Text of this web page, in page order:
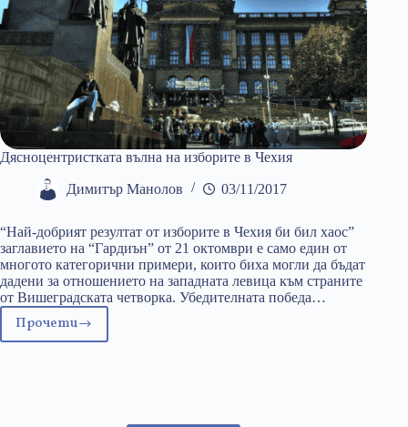
Дясноцентристката вълна на изборите в Чехия
Димитър Манолов 03/11/2017
“Най-добрият резултат от изборите в Чехия би бил хаос”
заглавието на “Гардиън” от 21 октомври е само един от
многото категорични примери, които биха могли да бъдат
дадени за отношението на западната левица към страните
от Вишеградската четворка. Убедителната победа…
ПрочетиДясноцентристката